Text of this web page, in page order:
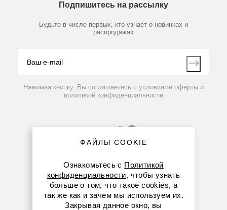
Производители
Мобильное приложение
Партнеры
Контакты
Подпишитесь на рассылку
Будьте в числе первых, кто узнает о новинках и
распродажах
Нажимая кнопку, Вы соглашаетесь с условиями оферты и
политикой конфиденциальности
8 (800) 234-05-08
+7 (912) 658-76-06
ФАЙЛЫ COOKIE
Ознакомьтесь с Политикой
конфиденциальности, чтобы узнать
больше о том, что такое cookies, а
так же как и зачем мы используем их.
Закрывая данное окно, вы